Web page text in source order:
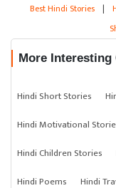
Best Hindi Stories |
More Interesting
Hindi Short Stories
Hindi Motivational
Hindi Children Stories
Hindi Poems
Hindi